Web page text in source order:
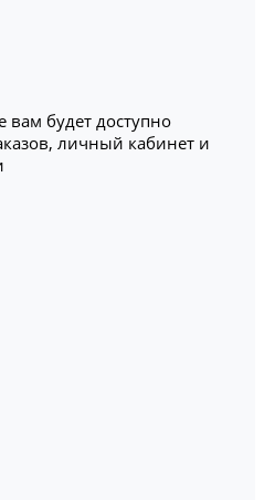
вам будет доступно
личный кабинет и